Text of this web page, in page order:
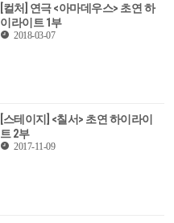
[컬처] 연극 <아마데우스> 초연 하
이라이트 1부
2018-03-07
[스테이지] <칠서> 초연 하이라이
트 2부
2017-11-09